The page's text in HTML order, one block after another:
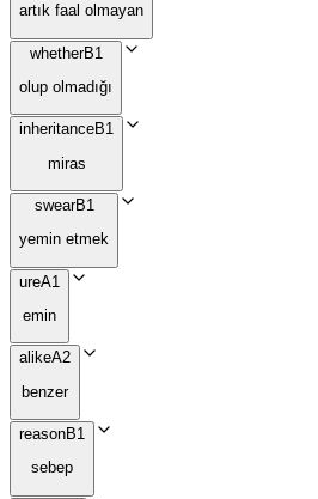
artık faal olmayan
whetherB1
olup olmadığı
inheritanceB1
miras
swearB1
yemin etmek
ureA1
emin
alikeA2
benzer
reasonB1
sebep